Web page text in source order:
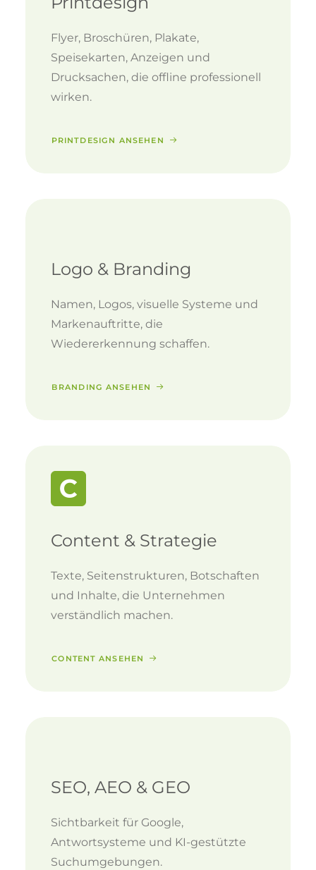
Flyer, Broschüren, Plakate,
Speisekarten, Anzeigen und
Drucksachen, die offline professionell
wirken.
PRINTDESIGN ANSEHEN
Logo & Branding
Namen, Logos, visuelle Systeme und
Markenauftritte, die
Wiedererkennung schaffen.
BRANDING ANSEHEN
Content & Strategie
Texte, Seitenstrukturen, Botschaften
und Inhalte, die Unternehmen
verständlich machen.
CONTENT ANSEHEN
SEO, AEO & GEO
Sichtbarkeit für Google,
Antwortsysteme und KI-gestützte
Suchumgebungen.